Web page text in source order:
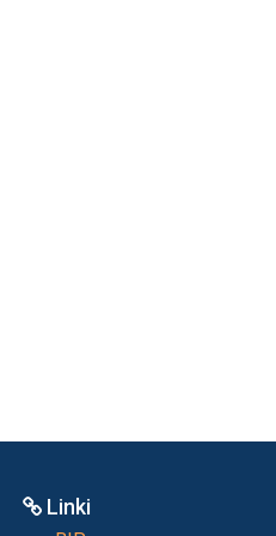
Linki